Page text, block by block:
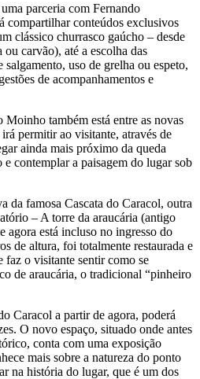
parceria com Fernando
compartilhar conteúdos exclusivos
clássico churrasco gaúcho – desde
carvão), até a escolha das
salgamento, uso de grelha ou espeto,
de acompanhamentos e
também está entre as novas
permitir ao visitante, através de
ainda mais próximo da queda
e contemplar a paisagem do lugar sob
da famosa Cascata do Caracol, outra
– A torre da araucária (antigo
agora está incluso no ingresso do
de altura, foi totalmente restaurada e
faz o visitante sentir como se
de araucária, o tradicional “pinheiro
Caracol a partir de agora, poderá
O novo espaço, situado onde antes
conta com uma exposição
mais sobre a natureza do ponto
na história do lugar, que é um dos